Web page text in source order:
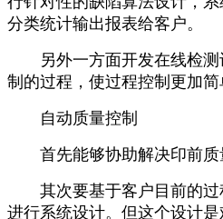
分类统计输出报表给客户。
另外一方面开发在线检测
制的过程，使过程控制更加简
自动质量控制
首先能够协助解决印前质
其次要基于客户目前的过
进行系统设计。但这个设计